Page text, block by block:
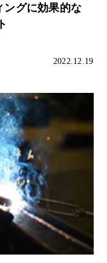
ングに効果的な
2022.12.19